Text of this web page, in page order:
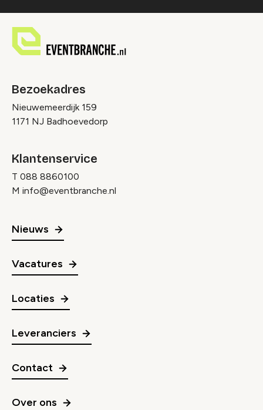
Bezoekadres
Nieuwemeerdijk 159
1171 NJ Badhoevedorp
Klantenservice
T 088 8860100
M info@eventbranche.nl
Nieuws
Vacatures
Locaties
Leveranciers
Contact
Over ons